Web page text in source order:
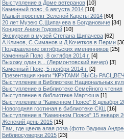
Выступление в Доме ветеранов [10]
Каменный пояс, 6 августа 2014 [10]
Малый проспект Зеленой Кареты 2014 [60]
20 лет Музею С.Щипачева в Богдановиче [34]
Концерт Аники Годовой [10]
Экскурсия в музей Степана Щипачева [62]
А.Клинов, С.Симанов и Д.Кочетков в Перми
Поздравление октябрьских именинников [25]
Каменный Пояс, 8 октября 2014 г. [4]
Выхожу один я... (Лермонтовский вечер) [3]
Каменный Пояс, 5 ноября 2014 г. [2]
Презентация книги "КРУГАМИ ВЫСЬ
Выступление в Библиотеке Национальных
Выступление в Библиотеке Семейного чтения
Выступление в библиотеке Мартюша [1]
Выступление в "Каменном Поясе" 8 декабря
Новогодняя гостиная в библиотеке СКЦ [16]
Выступление в "Каменном Поясе" 15 января
Женский день 2015 [15]
Там, где цвела алая роза (фото Вадима
Библиосумерки 2015 [23]